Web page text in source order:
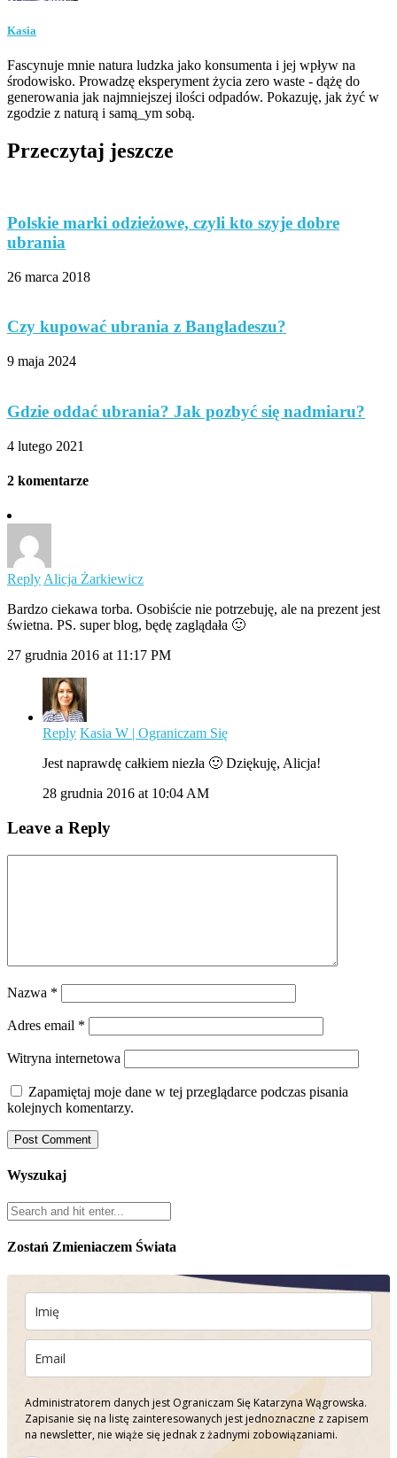
Kasia
Fascynuje mnie natura ludzka jako konsumenta i jej wpływ na
środowisko. Prowadzę eksperyment życia zero waste - dążę do
generowania jak najmniejszej ilości odpadów. Pokazuję, jak żyć w
zgodzie z naturą i samą_ym sobą.
Przeczytaj jeszcze
Polskie marki odzieżowe, czyli kto szyje dobre
ubrania
26 marca 2018
Czy kupować ubrania z Bangladeszu?
9 maja 2024
Gdzie oddać ubrania? Jak pozbyć się nadmiaru?
4 lutego 2021
2 komentarze
Reply Alicja Żarkiewicz
Bardzo ciekawa torba. Osobiście nie potrzebuję, ale na prezent jest
świetna. PS. super blog, będę zaglądała 🙂
27 grudnia 2016 at 11:17 PM
Reply Kasia W | Ograniczam Się
Jest naprawdę całkiem niezła 🙂 Dziękuję, Alicja!
28 grudnia 2016 at 10:04 AM
Leave a Reply
Nazwa *
Adres email *
Witryna internetowa
Zapamiętaj moje dane w tej przeglądarce podczas pisania
kolejnych komentarzy.
Wyszukaj
Zostań Zmieniaczem Świata
Administratorem danych jest Ograniczam Się Katarzyna Wągrowska.
Zapisanie się na listę zainteresowanych jest jednoznaczne z zapisem
na newsletter, nie wiąże się jednak z żadnymi zobowiązaniami.